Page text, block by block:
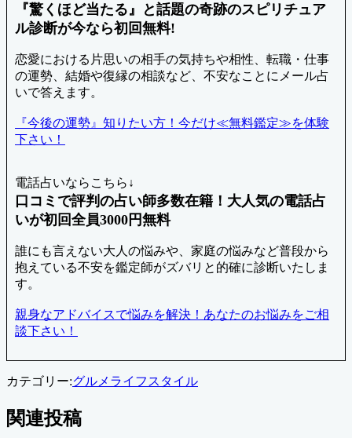
『驚くほど当たる』と話題の奇跡のスピリチュア
ル診断が今なら初回無料!
恋愛における片思いの相手の気持ちや相性、転職・仕事
の運勢、結婚や復縁の相談など、不安なことにメール占
いで答えます。
『今後の運勢』知りたい方！今だけ≪無料鑑定≫を体験
下さい！
電話占いならこちら↓
口コミで評判の占い師多数在籍！大人気の電話占
いが初回全員3000円無料
誰にも言えない大人の悩みや、家庭の悩みなど普段から
抱えている不安を鑑定師がズバリと的確に診断いたしま
す。
親身なアドバイスで悩みを解決！あなたのお悩みをご相
談下さい！
カテゴリー:グルメ ライフスタイル
関連投稿